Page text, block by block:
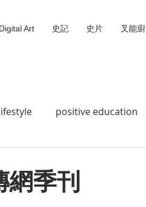
Art 史記 史片 叉能廚
positive education
季刊